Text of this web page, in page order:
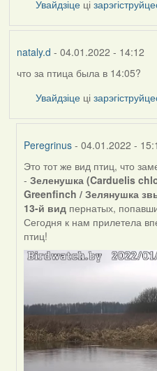
Увайдзіце ці
nataly.d - 04.01.2022 - 14:12
что за птица была в 14:05?
Увайдзіце ці
Peregrinus - 04.01.2022 -
In
reply
to
by
nataly.d
Это тот же вид птиц, что
-Зеленушка (Carduelis
Greenfinch / Зелянушка
13-й вид пернатых,
Сегодня к нам прилетела
птиц!